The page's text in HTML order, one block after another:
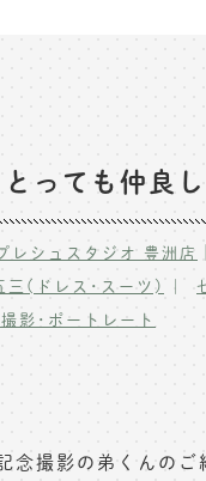
っても仲良
レシュスタジオ 豊洲店 ｜
三(ドレス･スーツ)
影･ポートレート
撮影の弟くんのご